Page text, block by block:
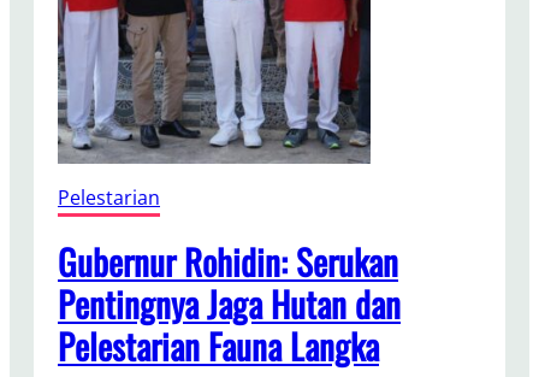
i
n
B
e
r
d
a
y
k
a
n
M
Pelestarian
Gubernur Rohidin: Serukan
Pentingnya Jaga Hutan dan
Pelestarian Fauna Langka